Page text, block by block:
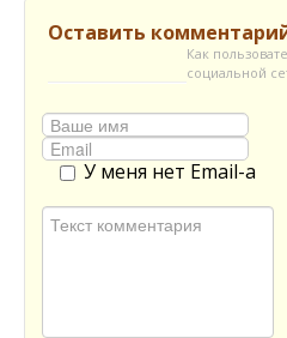
Оставить
Как
социальной
У меня нет Email-а